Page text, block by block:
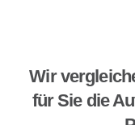
Wir
für Sie die